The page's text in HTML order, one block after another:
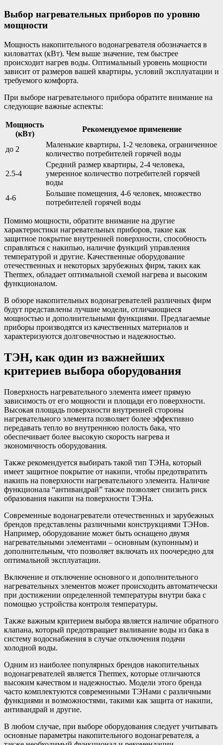
Выбор нагревательных приборов по уровню
мощности
Мощность накопительного водонагревателя обозначается в
киловаттах (кВт). Чем выше значение, тем быстрее
происходит нагрев воды. Оптимальный уровень мощности
зависит от размеров вашей квартиры, условий эксплуатации и
требуемого комфорта.
При выборе нагревательного прибора обратите внимание на
следующие важные аспекты:
Мощность
(кВт)
Рекомендуемое применение
до 2
Маленькие квартиры, 1-2 человека, ограниченное
количество потребителей горячей воды
2.5-4
Средний размер квартиры, 2-4 человека,
умеренное количество потребителей горячей
воды
4-6
Большие помещения, 4-6 человек, множество
потребителей горячей воды
Помимо мощности, обратите внимание на другие
характеристики нагревательных приборов, такие как
защитное покрытие внутренней поверхности, способность
справляться с накипью, наличие функций управления
температурой и другие. Качественные оборудование
отечественных и некоторых зарубежных фирм, таких как
Thermex, обладает оптимальной схемой нагрева и высоким
функционалом.
В обзоре накопительных водонагревателей различных фирм
будут представлены лучшие модели, отличающиеся
мощностью и дополнительными функциями. Предлагаемые
приборы производятся из качественных материалов и
характеризуются долговечностью и надежностью.
ТЭН, как один из важнейших
критериев выбора оборудования
Поверхность нагревательного элемента имеет прямую
зависимость от его мощности и площади его поверхности.
Высокая площадь поверхности внутренней стороны
нагревательного элемента позволяет более эффективно
передавать тепло во внутреннюю полость бака, что
обеспечивает более высокую скорость нагрева и
экономичность оборудования.
Также рекомендуется выбирать такой тип ТЭНа, который
имеет защитное покрытие от накипи, чтобы предотвратить
накипь на поверхности нагревательного элемента. Наличие
функционала “антивандрай” также позволяет снизить риск
образования накипи на поверхности ТЭНа.
Современные водонагреватели отечественных и зарубежных
брендов представлены различными конструкциями ТЭНов.
Например, оборудование может быть оснащено двумя
нагревательными элементами – основным (купонным) и
дополнительным, что позволяет включать их поочередно для
оптимальной эксплуатации.
Включение и отключение основного и дополнительного
нагревательных элементов может происходить автоматически
при достижении определенной температуры внутри бака с
помощью устройства контроля температуры.
Также важным критерием выбора является наличие обратного
клапана, который предотвращает выливание воды из бака в
систему водоснабжения в случае отключения подачи
холодной воды.
Одним из наиболее популярных брендов накопительных
водонагревателей является Thermex, которые отличаются
высоким качеством и надежностью. Модели этого бренда
часто комплектуются современными ТЭНами с различными
функциями и возможностями, такими как защита от накипи,
антивандрай и другие.
В любом случае, при выборе оборудования следует учитывать
основные параметры накопительного водонагревателя, а